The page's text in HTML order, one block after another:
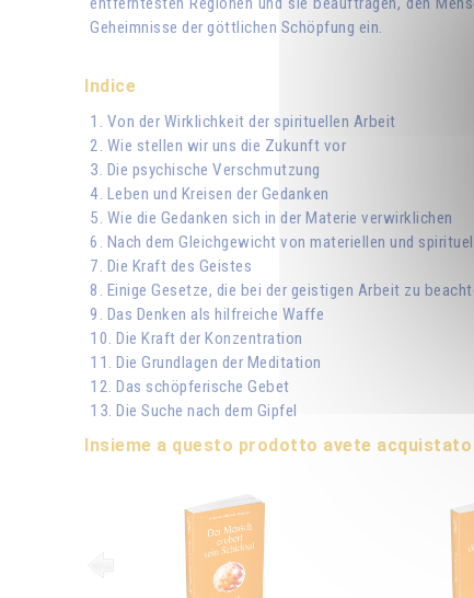
Geheimnisse der göttlichen Schöpfung ein.
Indice
1. Von der Wirklichkeit der spirituellen Arbeit
2. Wie stellen wir uns die Zukunft vor
3. Die psychische Verschmutzung
4. Leben und Kreisen der Gedanken
5. Wie die Gedanken sich in der Materie verwirklichen
6. Nach dem Gleichgewicht von materiellen und
7. Die Kraft des Geistes
8. Einige Gesetze, die bei der geistigen Arbeit zu
9. Das Denken als hilfreiche Waffe
10. Die Kraft der Konzentration
11. Die Grundlagen der Meditation
12. Das schöpferische Gebet
13. Die Suche nach dem Gipfel
Insieme a questo prodotto avete acquistato